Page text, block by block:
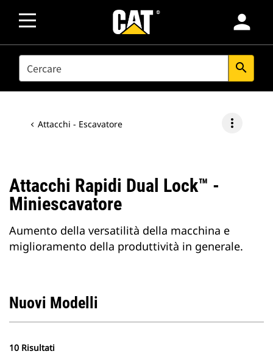
person
SEARCH search
Attacchi - Escavatore more_vert
Attacchi Rapidi Dual Lock™ -
Miniescavatore
Aumento della versatilità della macchina e
miglioramento della produttività in generale.
Nuovi Modelli
10 Risultati